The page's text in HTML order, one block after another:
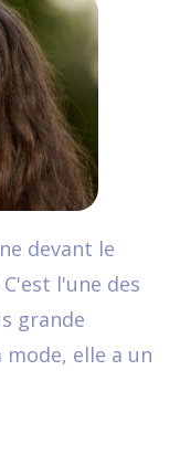
devant le
l'une des
grande
elle a un